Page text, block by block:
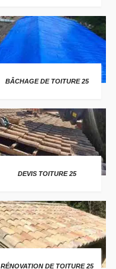
BÂCHAGE DE TOITURE 25
DEVIS TOITURE 25
RÉNOVATION DE TOITURE 25